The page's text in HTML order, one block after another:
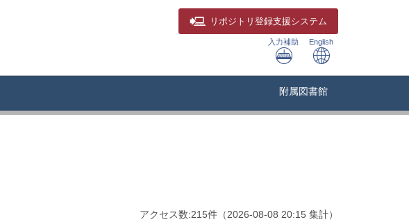
リポジトリ 登録支援システム
入力補助 English
附属図書館
アクセス数:215件 （2026-08-08 20:15 集計）